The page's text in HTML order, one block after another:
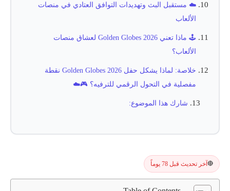
☁️ مستقبل البث وتهديدات التوافق العتادي في منصات
الألعاب
🕹️ ماذا تعني Golden Globes 2026 لعشاق منصات
الألعاب؟
خلاصة: لماذا يشكل حفل Golden Globes 2026 نقطة
مفصلية في التحول الرقمي للترفيه؟ 🎮☁️
شارك هذا الموضوع:
🔴آخر تحديث قبل 78 يوماً